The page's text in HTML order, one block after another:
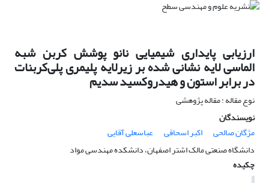
ارزیابی پایداری شیمیایی نانو پوشش کربن شبه
الماسی لایه نشانی شده بر زیرلایه پلیمری پلی‌کربنات
در برابر استون و هیدروکسید سدیم
نوع مقاله : مقاله پژوهشی
نویسندگان
مژگان صالحی
اکبر اسحاقی
عباسعلی آقایی
دانشگاه صنعتی مالک اشتر اصفهان، دانشکده مهندسی مواد
چکیده